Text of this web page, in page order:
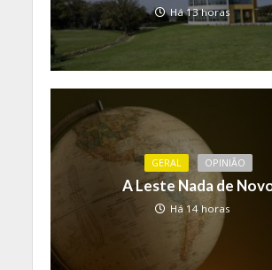
Há 13 horas
GERAL OPINIÃO
A Leste Nada de
Há 14 horas